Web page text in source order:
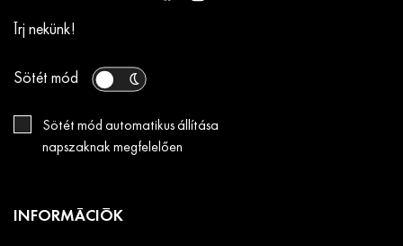
Írj nekünk!
Sötét mód
Sötét mód automatikus állítása
napszaknak megfelelően
INFORMÁCIÓK